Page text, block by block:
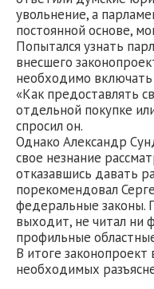
увольнение, а
постоянной основе,
Попытался узнать
внесшего
необходимо
«Как предоставлять
отдельной покупке
спросил он.
Однако Александр
свое незнание
отказавшись давать
порекомендовал
федеральные законы.
выходит, не читал ни
профильные
В итоге
необходимых